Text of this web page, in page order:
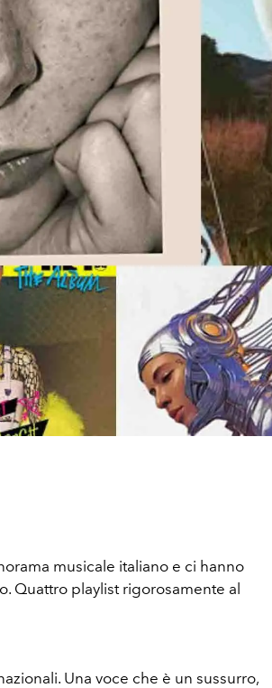
musicale italiano e ci hanno
Quattro playlist rigorosamente al
Una voce che è un sussurro,